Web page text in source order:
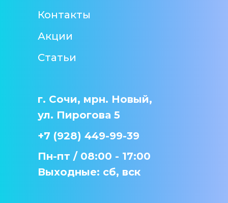
г. Сочи, мрн. Новый,
ул. Пирогова 5
Пн-пт / 08:00 - 17:00
Выходные: сб, вск
+7 (928) 449-99-39
Контакты
Акции
Статьи